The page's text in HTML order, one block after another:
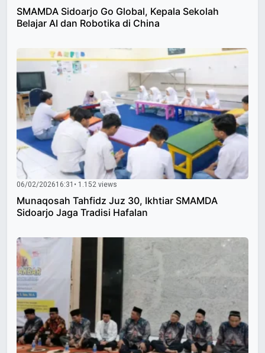
SMAMDA Sidoarjo Go Global, Kepala Sekolah
Belajar AI dan Robotika di China
06/02/202616:31 • 1.152 views
Munaqosah Tahfidz Juz 30, Ikhtiar SMAMDA
Sidoarjo Jaga Tradisi Hafalan